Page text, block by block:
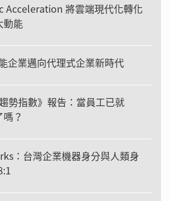
Acceleration 將雲端現代化轉化
動能
企業邁向代理式企業新時代
勢指數》報告：當員工已就
？
：台灣企業機器身分與人類身